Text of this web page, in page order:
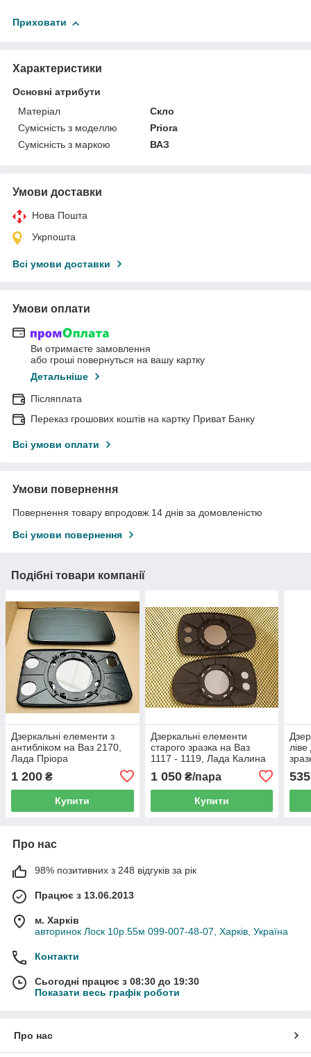
Приховати
Характеристики
Основні атрибути
Матеріал
Скло
Сумісність з моделлю
Priora
Сумісність з маркою
ВАЗ
Умови доставки
Нова Пошта
Укрпошта
Всі умови доставки
Умови оплати
Ви отримаєте замовлення
або гроші повернуться на вашу картку
Детальніше
Післяплата
Переказ грошових коштів на картку Приват Банку
Всі умови оплати
Умови повернення
Повернення товару впродовж 14 днів за домовленістю
Всі умови повернення
Подібні товари компанії
Дзеркальні елементи з
антибліком на Ваз 2170,
Лада Пріора
1 200 ₴
Купити
Дзеркальні елементи
старого зразка на Ваз
1117 - 1119, Лада Калина
1 050₴/пара
Купити
535
Про нас
98% позитивних з 248 відгуків за рік
Працює з 13.06.2013
м. Харків
авторинок Лоск 10р.55м 099-007-48-07, Харків, Україна
Контакти
Сьогодні працює з 08:30 до 19:30
Показати весь графік роботи
Про нас